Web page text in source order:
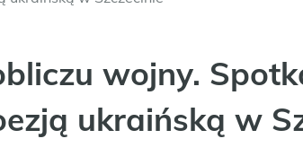
wojny.
ukraińską w